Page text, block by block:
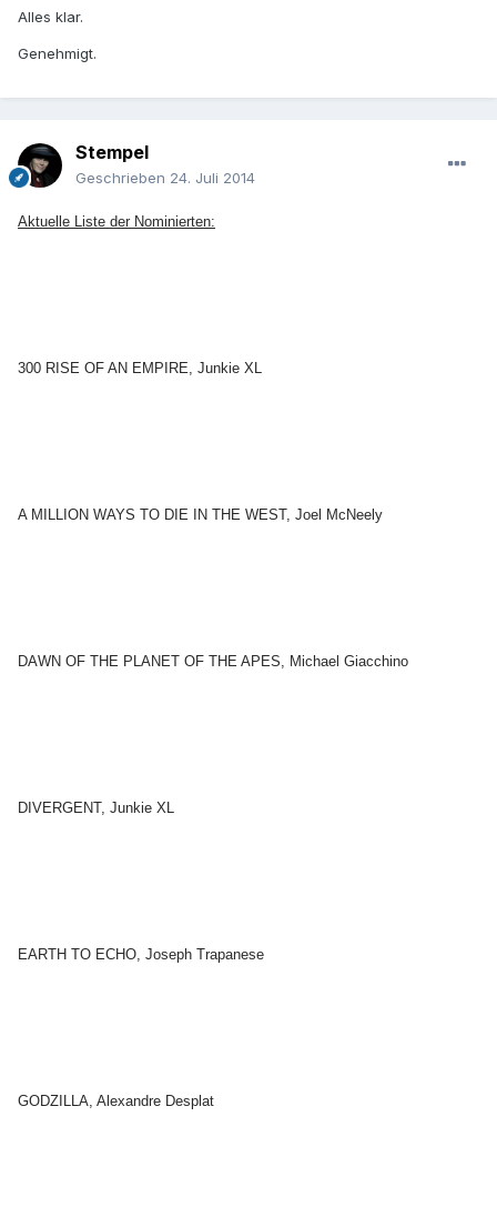
Alles klar.
Genehmigt.
Stempel
Geschrieben 24. Juli 2014
Aktuelle Liste der Nominierten:
300 RISE OF AN EMPIRE, Junkie XL
A MILLION WAYS TO DIE IN THE WEST, Joel McNeely
DAWN OF THE PLANET OF THE APES, Michael Giacchino
DIVERGENT, Junkie XL
EARTH TO ECHO, Joseph Trapanese
GODZILLA, Alexandre Desplat